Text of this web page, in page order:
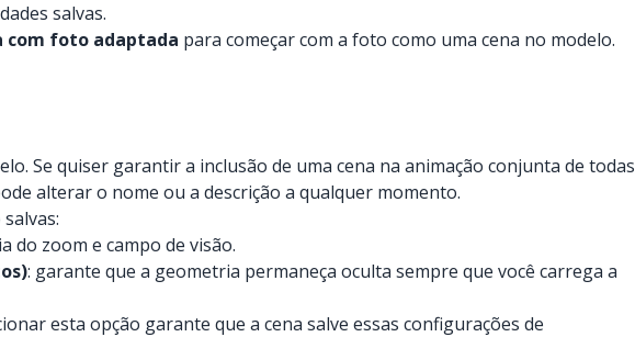
salvas.
com foto adaptada para começar com a foto como uma cena no modelo.
Se quiser garantir a inclusão de uma cena na animação conjunta de todas
alterar o nome ou a descrição a qualquer momento.
do zoom e campo de visão.
: garante que a geometria permaneça oculta sempre que você carrega a
esta opção garante que a cena salve essas configurações de